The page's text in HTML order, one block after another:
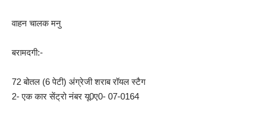
वाहन चालक मनु
बरामदगी:-
72 बोतल (6 पेटी) अंग्रेजी शराब रॉयल स्टैग
2- एक कार सेंट्रो नंबर यू0ए0- 07-0164